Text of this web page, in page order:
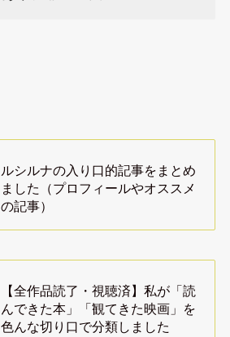
ルシルナの入り口的記事をまとめ
ました（プロフィールやオススメ
の記事）
【全作品読了・視聴済】私が「読
んできた本」「観てきた映画」を
色んな切り口で分類しました